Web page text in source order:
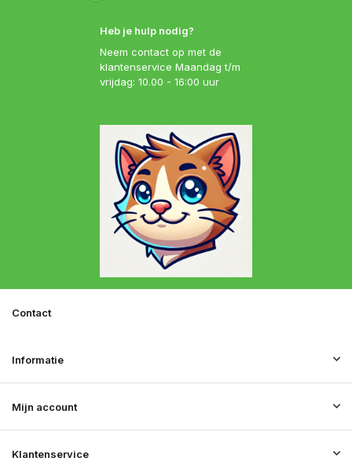
Heb je hulp nodig?
Neem contact op met de
klantenservice Maandag t/m
vrijdag: 10.00 - 16:00 uur
Klantenservice
Mijn account
Informatie
Contact